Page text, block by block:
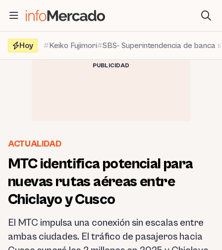
contenido
Hoy
Keiko Fujimori SBS- Superintendencia de banca
PUBLICIDAD
ACTUALIDAD
MTC identifica potencial para
nuevas rutas aéreas entre
Chiclayo y Cusco
El MTC impulsa una conexión sin escalas entre
ambas ciudades. El tráfico de pasajeros hacia